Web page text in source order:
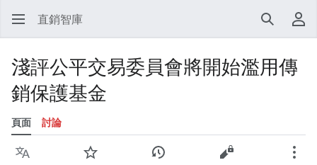
直銷智庫 搜尋 使
淺評公平交易委員會將開始濫用傳
銷保護基金
頁面 討論
語言 監視 檢視歷史 檢視原始碼 更多